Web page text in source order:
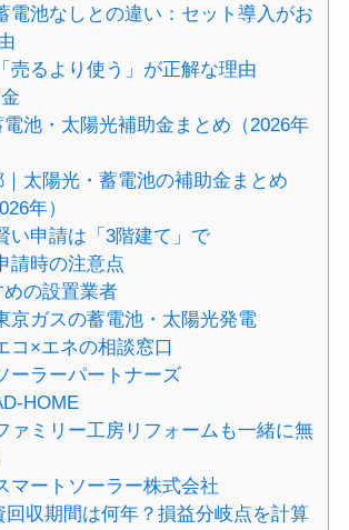
電池なしとの違い：セット導入がお
売るより使う」が正解な理由
電池・太陽光補助金まとめ（2026年
太陽光・蓄電池の補助金まとめ
年）
い申請は「3階建て」で
請時の注意点
めの設置業者
京ガスの蓄電池・太陽光発電
コ×エネの相談窓口
ーラーパートナーズ
HOME
ァミリー工房リフォームも一緒に無
マートソーラー株式会社
回収期間は何年？損益分岐点を計算